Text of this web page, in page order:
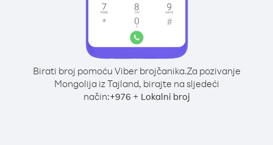
Birati broj pomoću Viber brojčanika.Za pozivanje
Mongolija iz Tajland, birajte na sljedeći
način:+976 + Lokalni broj